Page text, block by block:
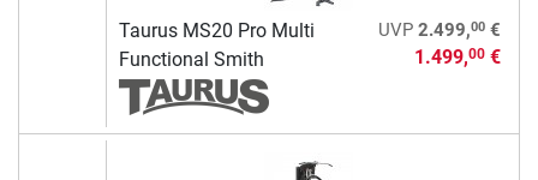
Taurus MS20 Pro Multi
Functional Smith
UVP 2.499,00€
1.499,00€